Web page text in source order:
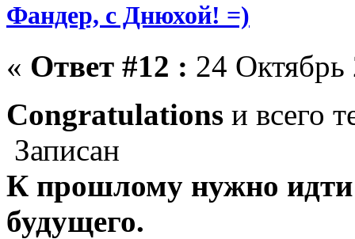
Фандер, с Днюхой! =)
« Ответ #12 : 24
Congratulations и всего
Записан
К прошлому нужно идти
будущего.